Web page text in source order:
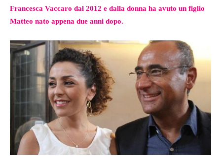
Francesca Vaccaro dal 2012 e dalla donna ha avuto un figlio
Matteo nato appena due anni dopo.